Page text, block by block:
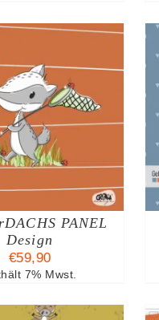
PRODUKTSEITE
GEWÄHLT
PANEL
Design
€59,90
7% Mwst.
AUSFÜHRUNG
DIESES
PRODUKT
WEIST
VARIANTEN
DIE
OPTIONEN
KÖNNEN
AUF
PRODUKTSEITE
/ DETAILS